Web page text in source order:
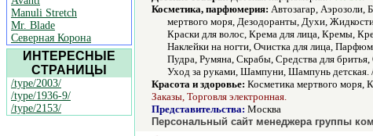
Manuli Stretch
Mr. Blade
Северная Корона
ИНТЕРЕСНЫЕ
СТРАНИЦЫ
/type/2003/
/type/1936-9/
/type/2153/
Косметика, парфюмерия: Автозагар, Аэрозоли,
мертвого моря, Дезодоранты, Духи,
Краски для волос, Крема для лица, Кремы,
Наклейки на ногти, Очистка для лица,
Пудра, Румяна, Скрабы, Средства для
Уход за руками, Шампуни, Шампунь детская.
Красота и здоровье: Косметика мертвого моря,
Заказы, Торговля электронная.
Представительства: Москва
Персональный сайт менеджера группы